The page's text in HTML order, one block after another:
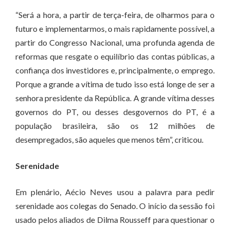
“Será a hora, a partir de terça-feira, de olharmos para o
futuro e implementarmos, o mais rapidamente possível, a
partir do Congresso Nacional, uma profunda agenda de
reformas que resgate o equilíbrio das contas públicas, a
confiança dos investidores e, principalmente, o emprego.
Porque a grande a vítima de tudo isso está longe de ser a
senhora presidente da República. A grande vítima desses
governos do PT, ou desses desgovernos do PT, é a
população brasileira, são os 12 milhões de
desempregados, são aqueles que menos têm”, criticou.
Serenidade
Em plenário, Aécio Neves usou a palavra para pedir
serenidade aos colegas do Senado. O início da sessão foi
usado pelos aliados de Dilma Rousseff para questionar o